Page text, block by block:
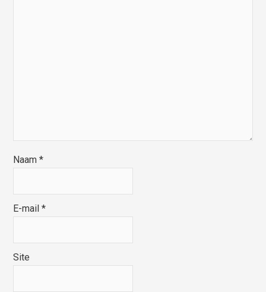
Naam*
E-mail*
Site